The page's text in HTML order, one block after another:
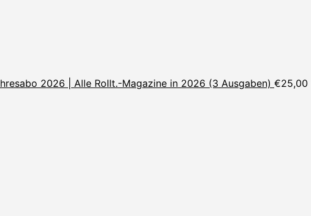
2026 | Alle Rollt.-Magazine in 2026 (3 Ausgaben) €25,00